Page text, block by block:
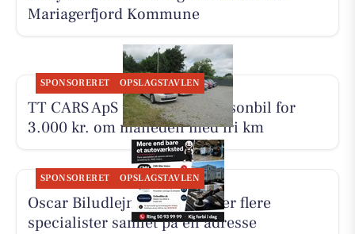
Mariagerfjord Kommune
SPONSORERET OPSLAGSTAVLEN
TT CARS ApS udlejer lille personbil for
3.000 kr. om måneden med fri km
SPONSORERET OPSLAGSTAVLEN
Oscar Biludlejning fremhæver flere
specialister samlet på én adresse